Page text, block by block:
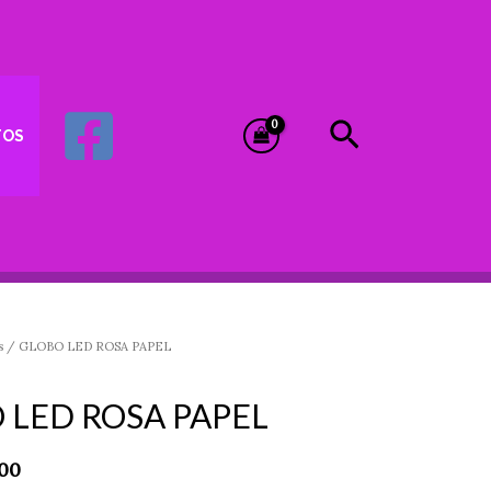
Buscar
/ GLOBO LED ROSA PAPEL
ROSA PAPEL
Current
is:
$25.00.